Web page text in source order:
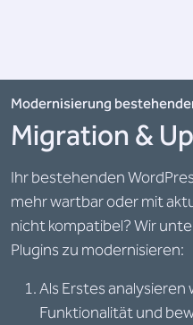
Modernisierung
Migration &
Ihr bestehenden
mehr wartbar oder mit
nicht kompatibel? Wir
Plugins zu modernisieren:
Als Erstes
Funktionalität und